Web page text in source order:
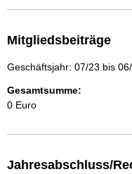
Mitgliedsbeiträge
Geschäftsjahr: 07/23 bis
Gesamtsumme:
0 Euro
Jahresabschluss/